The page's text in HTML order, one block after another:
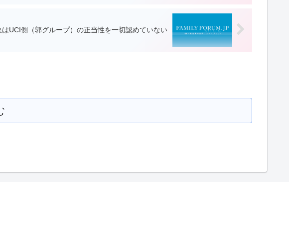
はUCI側（郭グループ）の正当性を一切認めていない